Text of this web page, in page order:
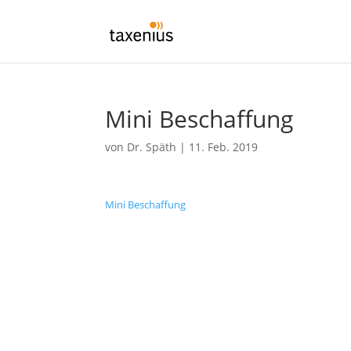
Mini Beschaffung
von Dr. Späth | 11. Feb. 2019
Mini Beschaffung